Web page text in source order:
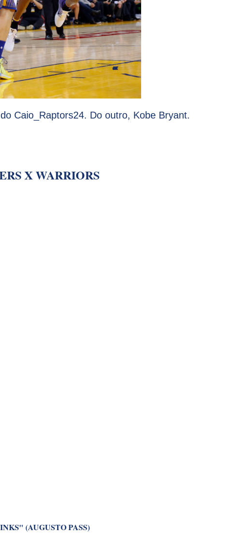
Caio_Raptors24. Do outro, Kobe Bryant.
X WARRIORS
(AUGUSTO PASS)